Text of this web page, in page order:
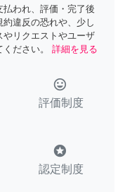
われ、評価・完了後
違反の恐れや、少し
リクエストやユーザ
ださい。
詳細を見る
tag_faces
評価制度
stars
認定制度